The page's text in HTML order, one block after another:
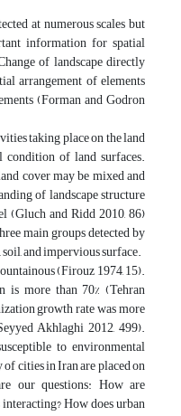
at numerous scales but
information for spatial
of landscape directly
arrangement of elements
(Forman and Godron
taking place on the land
of land surfaces.
cover may be mixed and
of landscape structure
and Ridd 2010, 86)
main groups detected by
and impervious surface.
(Firouz 1974, 15).
more than 70% (Tehran
growth rate was more
Akhlaghi 2012, 499).
to environmental
cities in Iran are placed on
our questions: How are
How does urban